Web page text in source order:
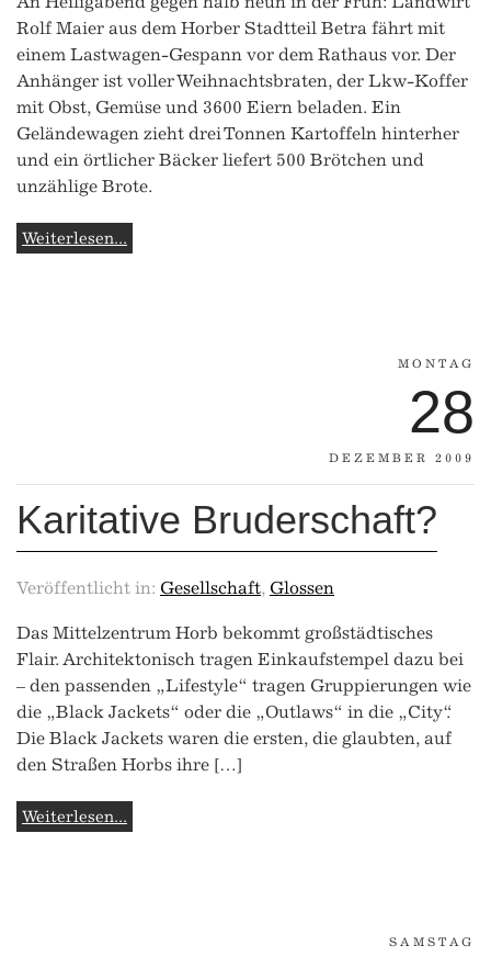
Rolf Maier aus dem Horber Stadtteil Betra fährt mit
einem Lastwagen-Gespann vor dem Rathaus vor. Der
Anhänger ist voller Weihnachtsbraten, der Lkw-Koffer
mit Obst, Gemüse und 3600 Eiern beladen. Ein
Geländewagen zieht drei Tonnen Kartoffeln hinterher
und ein örtlicher Bäcker liefert 500 Brötchen und
unzählige Brote.
Weiterlesen...
MONTAG
28
DEZEMBER 2009
Karitative Bruderschaft?
Veröffentlicht in: Gesellschaft, Glossen
Das Mittelzentrum Horb bekommt großstädtisches
Flair. Architektonisch tragen Einkaufstempel dazu bei
– den passenden „Lifestyle“ tragen Gruppierungen wie
die „Black Jackets“ oder die „Outlaws“ in die „City“.
Die Black Jackets waren die ersten, die glaubten, auf
den Straßen Horbs ihre […]
Weiterlesen...
SAMSTAG